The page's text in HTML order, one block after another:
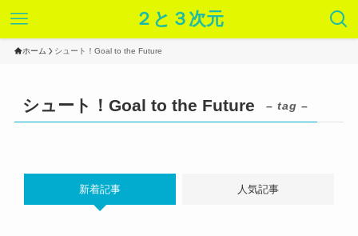
２と３次元
ホーム シュート！Goal to the Future
シュート！Goal to the Future – tag –
新着記事 人気記事